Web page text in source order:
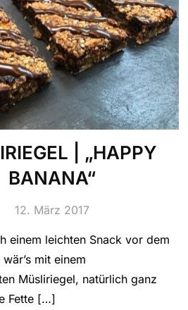
| „HAPPY
BANANA“
12. März 2017
einem leichten Snack vor dem
mit einem
Müsliriegel, natürlich ganz
Fette […]